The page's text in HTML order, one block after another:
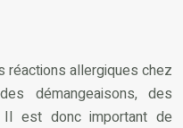
réactions allergiques chez
démangeaisons, des
est donc important de